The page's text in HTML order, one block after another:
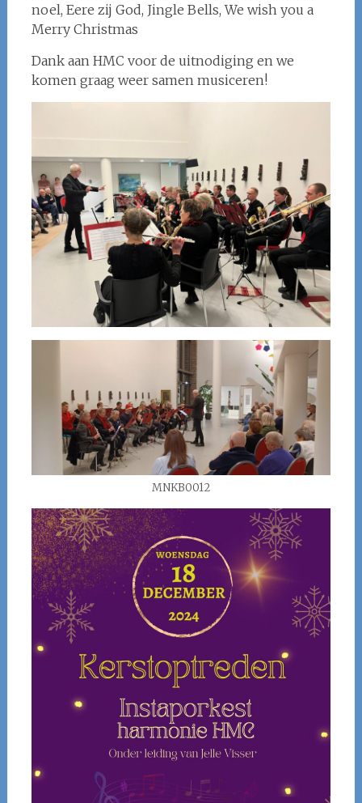
noel, Eere zij God, Jingle Bells, We wish you a
Merry Christmas
Dank aan HMC voor de uitnodiging en we
komen graag weer samen musiceren!
MNKB0012